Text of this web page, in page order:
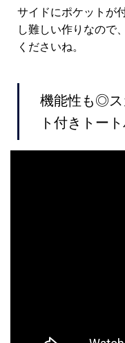
サイドにポケットが
し難しい作りなので
くださいね。
機能性も◎ス
ト付きトー